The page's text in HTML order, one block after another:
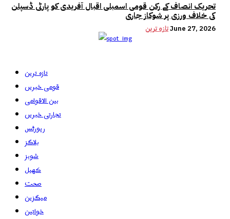
تحریک انصاف کے رکن قومی اسمبلی اقبال آفریدی کو پارٹی ڈسپلن
کی خلاف ورزی پر شوکاز جاری
تازہ ترینJune 27, 2026
تازہ ترین
قومی خبریں
بین الاقوامی
تجارتی خبریں
رپورٹس
بلاگز
شوبز
کھیل
صحت
میگزین
خواتین